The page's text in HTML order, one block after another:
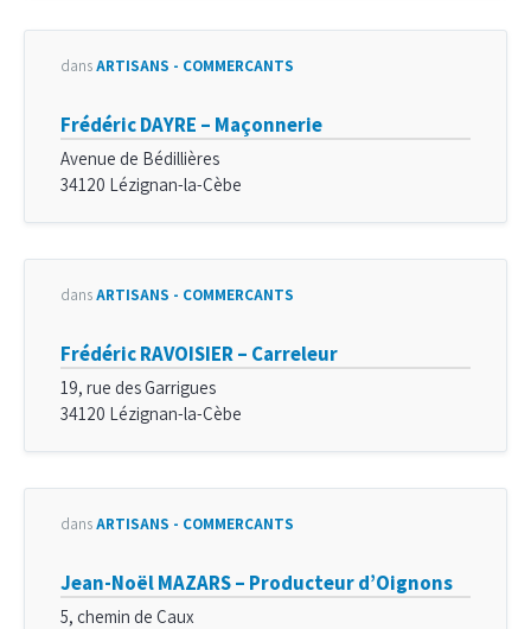
dansARTISANS - COMMERÇANTS
Frédéric DAYRE – Maçonnerie
Avenue de Bédillières
34120 Lézignan-la-Cèbe
dansARTISANS - COMMERÇANTS
Frédéric RAVOISIER – Carreleur
19, rue des Garrigues
34120 Lézignan-la-Cèbe
dansARTISANS - COMMERÇANTS
Jean-Noël MAZARS – Producteur d’Oignons
5, chemin de Caux